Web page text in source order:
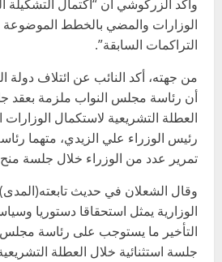
وأكد الزركوشي أن “اكتمال التشكيلة
الوزارات والمضي بالخطط الموضوعة
التراكمات السابقة”.
من جهته، أكد النائب عن ائتلاف دولة
أن رئاسة مجلس النواب ملزمة بعقد
العطلة التشريعية لاستكمال
رئيس الوزراء علي الزيدي، متهما
تمرير عدد من الوزراء خلال جلسة منح
وقال الشعلان في حديث تابعته(المدى)
الوزارية يمثل استحقاقا دستوريا
التأخير ما يستوجب على رئاسة مجلس
جلسة استثنائية خلال العطلة